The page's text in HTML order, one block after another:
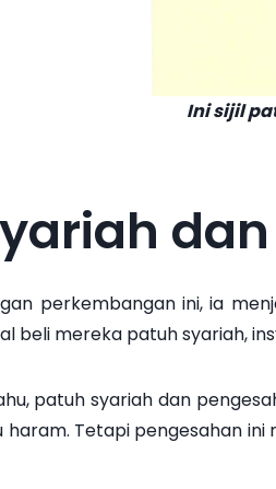
Ini sijil
perkembangan ini, ia
beli mereka patuh syariah,
patuh syariah dan
haram. Tetapi pengesahan